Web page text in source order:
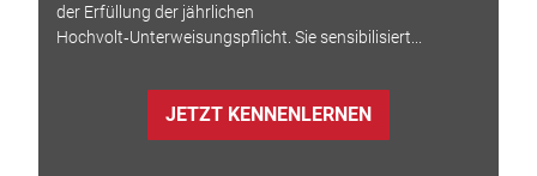
der Erfüllung der jährlichen
Hochvolt‑Unterweisungspflicht. Sie sensibilisiert...
JETZT KENNENLERNEN